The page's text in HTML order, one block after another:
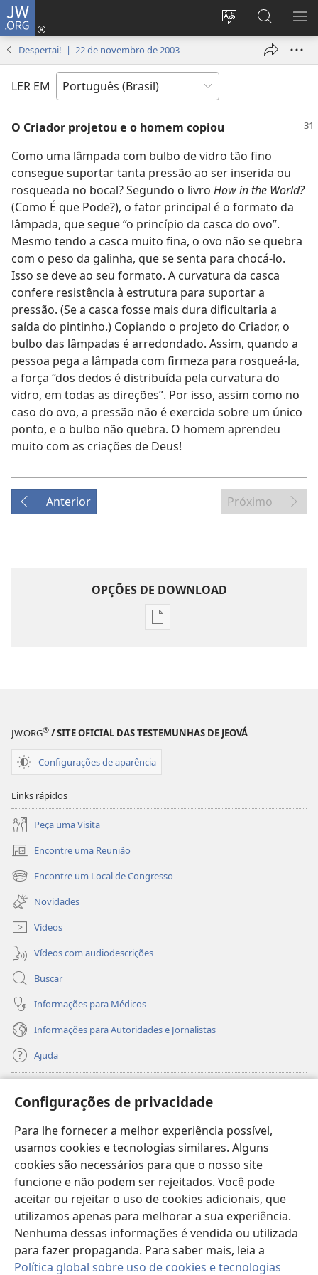
Configurações de privacidade
Para lhe fornecer a melhor experiência possível,
usamos cookies e tecnologias similares. Alguns
cookies são necessários para que o nosso site
funcione e não podem ser rejeitados. Você pode
aceitar ou rejeitar o uso de cookies adicionais, que
utilizamos apenas para melhorar a sua experiência.
Nenhuma dessas informações é vendida ou utilizada
para fazer propaganda. Para saber mais, leia a
Política global sobre uso de cookies e tecnologias
JW.ORG
Mudar
idioma
Log
janela)
Buscar
no
JW.ORG
Despertai! | 22 de novembro de 2003
LER EM
O Criador projetou e o homem copiou
Como uma lâmpada com bulbo de vidro tão fino
consegue suportar tanta pressão ao ser inserida ou
rosqueada no bocal? Segundo o livro How in the World?
(Como É que Pode?), o fator principal é o formato da
lâmpada, que segue “o princípio da casca do ovo”.
Mesmo tendo a casca muito fina, o ovo não se quebra
com o peso da galinha, que se senta para chocá-lo.
Isso se deve ao seu formato. A curvatura da casca
confere resistência à estrutura para suportar a
pressão. (Se a casca fosse mais dura dificultaria a
saída do pintinho.) Copiando o projeto do Criador, o
bulbo das lâmpadas é arredondado. Assim, quando a
pessoa pega a lâmpada com firmeza para rosqueá-la,
a força “dos dedos é distribuída pela curvatura do
vidro, em todas as direções”. Por isso, assim como no
caso do ovo, a pressão não é exercida sobre um único
ponto, e o bulbo não quebra. O homem aprendeu
muito com as criações de Deus!
Anterior Próximo
OPÇÕES DE DOWNLOAD
Opções
22 de novembro de 2003
JW.ORG® / SITE OFICIAL DAS TESTEMUNHAS DE JEOVÁ
Configurações de aparência
Links rápidos
Peça uma Visita
Encontre uma Reunião
(abre
nova
janela)
Encontre um Local de Congresso
(abre
nova
janela)
Novidades
Vídeos
Vídeos com audiodescrições
Buscar
Informações para Médicos
Informações para Autoridades e Jornalistas
Ajuda
(abre
nova
janela)
Biblioteca On-line da Torre de Vigia™
(abre
nova
janela)JW Hub
(abre
nova
janela)JW Library
Watchtower Library